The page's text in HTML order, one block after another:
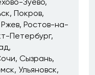
Покров
Ржев Ростов-на-
Петербург
Сызрань
Ульяновск